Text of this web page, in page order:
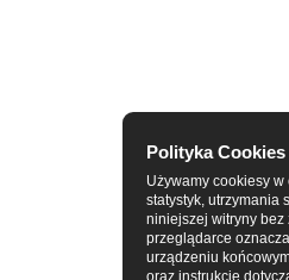
Polityka Cookies
Używamy cookiesy
statystyk, utrzymania
niniejszej witryny bez
przeglądarce
urządzeniu